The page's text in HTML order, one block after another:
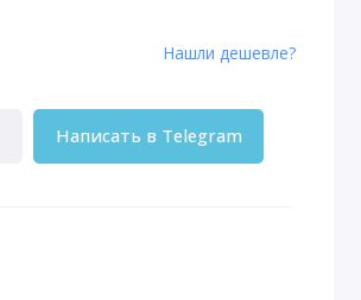
Написать в Telegram
Нашли дешевле?